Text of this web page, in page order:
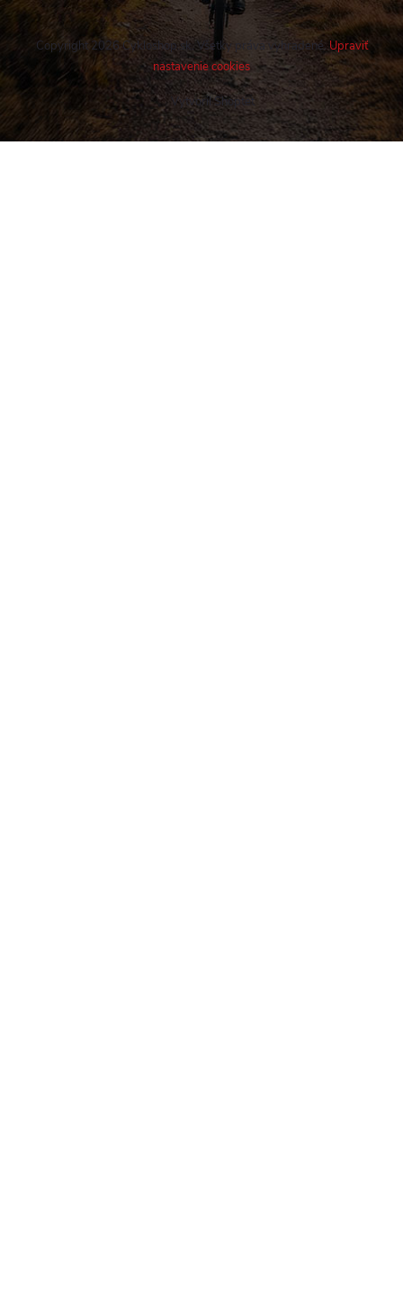
Vytvoril Shoptet
Copyright 2026 Cykloshop.sk. Všetky práva vyhradené.Upraviť
nastavenie cookies